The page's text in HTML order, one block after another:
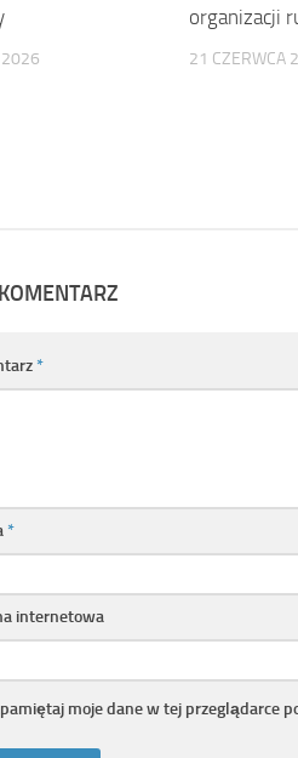
2026
organizacji
21 CZERWCA
*
*
internetowa
moje dane w tej przeglądarce